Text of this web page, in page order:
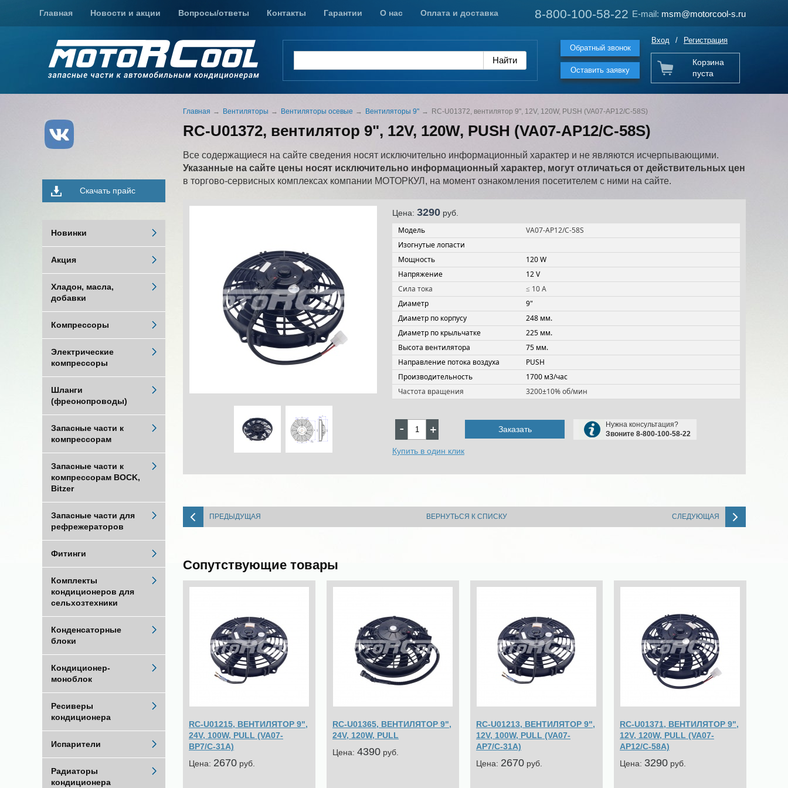
8-800-100-58-22 E-mail: msm@motorcool-s.ru
Обратный звонок
Оставить заявку
8-800-100-58-22 E-mail: msm@motorcool-s.ru
Главная Новости и акции Вопросы/ответы Контакты Гарантии О нас Оплата и доставка
Вход / Регистрация
Корзина
пуста
Главная Вентиляторы Вентиляторы осевые Вентиляторы 9" RC-U01372, вентилятор 9", 12V, 120W, PUSH (VA07-AP12/C-58S)
RC-U01372, вентилятор 9", 12V, 120W, PUSH (VA07-AP12/C-58S)
Все содержащиеся на сайте сведения носят исключительно информационный характер и не являются исчерпывающими.
Указанные на сайте цены носят исключительно информационный характер, могут отличаться от действительных цен
в торгово-сервисных комплексах компании МОТОРКУЛ, на момент ознакомления посетителем с ними на сайте.
Цена: 3290 pуб.
Модель
VA07-AP12/C-58S
Изогнутые лопасти
Мощность
120 W
Напряжение
12 V
Сила тока
≤ 10 A
Диаметр
9"
Диаметр по корпусу
248 мм.
Диаметр по крыльчатке
225 мм.
Высота вентилятора
75 мм.
Направление потока воздуха
PUSH
Производительность
1700 м3/час
Частота вращения
3200±10% об/мин
Заказать
Нужна консультация?
Звоните 8-800-100-58-22
Купить в один клик
ПРЕДЫДУЩАЯ ВЕРНУТЬСЯ К СПИСКУ СЛЕДУЮЩАЯ
Сопутствующие товары
RC-U01215, ВЕНТИЛЯТОР 9",
24V, 100W, PULL (VA07-
BP7/C-31A)
Цена: 2670 pуб.
RC-U01365, ВЕНТИЛЯТОР 9",
24V, 120W, PULL
Цена: 4390 pуб.
RC-U01213, ВЕНТИЛЯТОР 9",
12V, 100W, PULL (VA07-
AP7/C-31A)
Цена: 2670 pуб.
RC-U01371, ВЕНТИЛЯТОР 9",
12V, 120W, PULL (VA07-
AP12/C-58A)
Цена: 3290 pуб.
Скачать прайс
Новинки
Акция
Хладон, масла,
добавки
Компрессоры
Электрические
компрессоры
Шланги
(фреонопроводы)
Запасные части к
компрессорам
Запасные части к
компрессорам BOCK,
Bitzer
Запасные части для
рефрежераторов
Фитинги
Комплекты
кондиционеров для
сельхозтехники
Конденсаторные
блоки
Кондиционер-
моноблок
Ресиверы
кондиционера
Испарители
Радиаторы
кондиционера